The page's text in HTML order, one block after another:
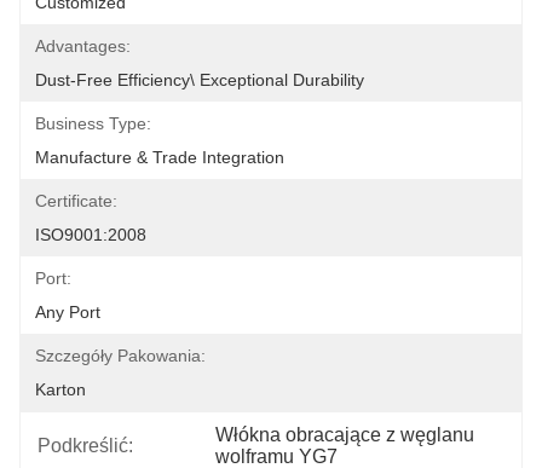
Advantages:
Dust-Free Efficiency\ Exceptional Durability
Business Type:
Manufacture & Trade Integration
Certificate:
ISO9001:2008
Port:
Any Port
Szczegóły Pakowania:
Karton
Podkreślić:
Włókna obracające z węglanu
wolframu YG7